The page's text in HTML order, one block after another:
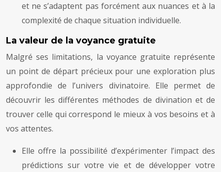
et ne s’adaptent pas forcément aux nuances et à la
complexité de chaque situation individuelle.
La valeur de la voyance gratuite
Malgré ses limitations, la voyance gratuite représente
un point de départ précieux pour une exploration plus
approfondie de l’univers divinatoire. Elle permet de
découvrir les différentes méthodes de divination et de
trouver celle qui correspond le mieux à vos besoins et à
vos attentes.
Elle offre la possibilité d’expérimenter l’impact des
prédictions sur votre vie et de développer votre